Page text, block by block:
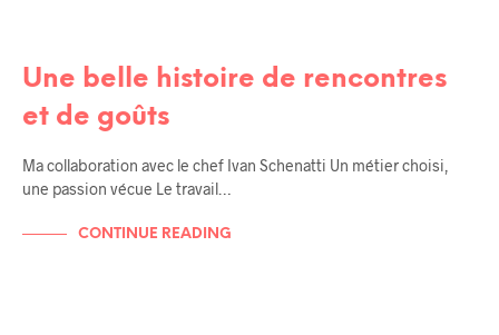
Une belle histoire de rencontres
et de goûts
Ma collaboration avec le chef Ivan Schenatti Un métier choisi,
une passion vécue Le travail…
CONTINUE READING